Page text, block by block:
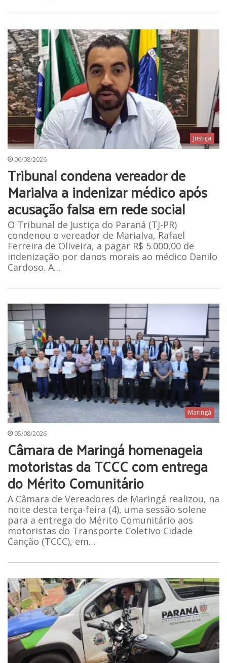
Justiça
06/08/2026
Tribunal condena vereador de
Marialva a indenizar médico após
acusação falsa em rede social
O Tribunal de Justiça do Paraná (TJ-PR)
condenou o vereador de Marialva, Rafael
Ferreira de Oliveira, a pagar R$ 5.000,00 de
indenização por danos morais ao médico Danilo
Cardoso. A…
Maringá
05/08/2026
Câmara de Maringá homenageia
motoristas da TCCC com entrega
do Mérito Comunitário
A Câmara de Vereadores de Maringá realizou, na
noite desta terça-feira (4), uma sessão solene
para a entrega do Mérito Comunitário aos
motoristas do Transporte Coletivo Cidade
Canção (TCCC), em…